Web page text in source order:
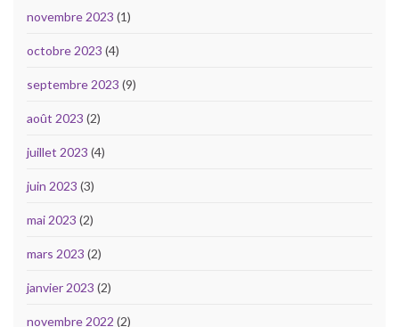
novembre 2023 (1)
octobre 2023 (4)
septembre 2023 (9)
août 2023 (2)
juillet 2023 (4)
juin 2023 (3)
mai 2023 (2)
mars 2023 (2)
janvier 2023 (2)
novembre 2022 (2)